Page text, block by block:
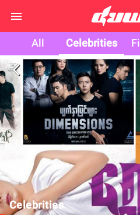
All Celebrities
arrow_back_ios
Celebrities